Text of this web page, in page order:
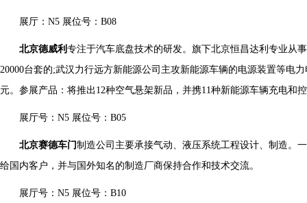
展厅：N5 展位号：B08
北京德威利 专注于汽车底盘技术的研发。旗下北京恒昌达利专业从
20000台套的;武汉力行远方新能源公司主攻新能源车辆的电源装置等电
元。参展产品：将推出12种空气悬架新品，并携11种新能源车辆充电和
展厅号：N5 展位号：B05
北京赛德车门制造公司主要承接气动、液压系统工程设计、制造。
给国内客户，并与国外知名的制造厂商保持合作和技术交流。
展厅号：N5 展位号：B10